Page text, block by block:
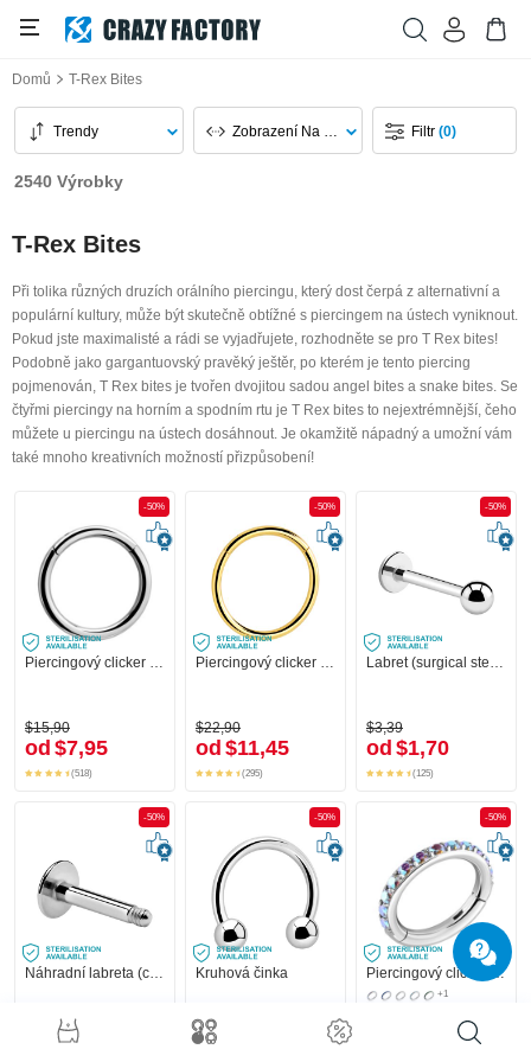
Domů T-Rex Bites
Trendy Zobrazení Na Stránku Filtr(0)
2540 Výrobky
T-Rex Bites
Při tolika různých druzích orálního piercingu, který dost čerpá z alternativní a
populární kultury, může být skutečně obtížné s piercingem na ústech vyniknout.
Pokud jste maximalisté a rádi se vyjadřujete, rozhodněte se pro T Rex bites!
Podobně jako gargantuovský pravěký ještěr, po kterém je tento piercing
pojmenován, T Rex bites je tvořen dvojitou sadou angel bites a snake bites. Se
čtyřmi piercingy na horním a spodním rtu je T Rex bites to nejextrémnější, čeho
můžete u piercingu na ústech dosáhnout. Je okamžitě nápadný a umožní vám
také mnoho kreativních možností přizpůsobení!
-50%
Piercingový clicker (chirurgická ocel, stříbrná, lesklý povrch)
$15,90
od $7,95
(518)
-50%
Piercingový clicker (chirurgická ocel, zlatá, lesklý povrch)
$22,90
od $11,45
(295)
-50%
Labret (surgical steel, silver, shiny finish)
$3,39
od $1,70
(125)
-50%
$1,79
-50%
Kruhová činka
$6,79
-50%
Piercingový clicker (chirurgická ocel, stříbrná, lesklý povrch) s krystalovými kamínky
+1